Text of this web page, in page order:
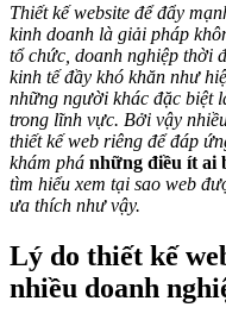
Thiết kế website để đẩy
kinh doanh là giải pháp
tổ chức, doanh nghiệp thời
kinh tế đầy khó khăn như
những người khác đặc biệt
trong lĩnh vực. Bởi vậy
thiết kế web riêng để đáp
khám phá những điều ít ai
tìm hiểu xem tại sao web
ưa thích như vậy.
Lý do thiết kế
nhiều doanh